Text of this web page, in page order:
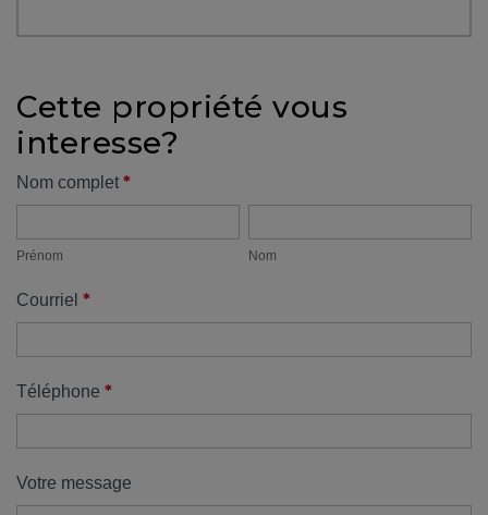
protégé!
outils
pour
financement
propriétaire
UNE
DÉCISION
!
de
démarrage
:
Cette propriété vous
interesse?
Formulaire
Nom complet *
Prénom Nom
Courriel *
Téléphone *
Votre message